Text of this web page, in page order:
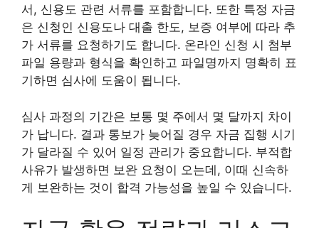
서, 신용도 관련 서류를 포함합니다. 또한 특정 자금
은 신청인 신용도나 대출 한도, 보증 여부에 따라 추
가 서류를 요청하기도 합니다. 온라인 신청 시 첨부
파일 용량과 형식을 확인하고 파일명까지 명확히 표
기하면 심사에 도움이 됩니다.
심사 과정의 기간은 보통 몇 주에서 몇 달까지 차이
가 납니다. 결과 통보가 늦어질 경우 자금 집행 시기
가 달라질 수 있어 일정 관리가 중요합니다. 부적합
사유가 발생하면 보완 요청이 오는데, 이때 신속하
게 보완하는 것이 합격 가능성을 높일 수 있습니다.